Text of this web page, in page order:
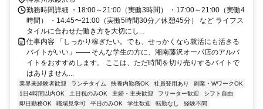
勤務時間詳細 ・18:00～21:00（実働3時間） ・17:00～21:00（実働4
時間） ・14:45〜21:00（実働5時間30分／休憩45分） など ライフス
タイルに合わせた働き方を大切にし...
仕事内容 「しっかり稼ぎたい。でも、せっかくなら就活にも活きる
バイトがいい」—— そんな学生の方に、湘南藤沢オーパ店のアルバ
イトをおすすめします。 ここは、ただ時間を切り売りするバイトで
はありません...
業界未経験者歓迎 ランチタイム 扶養内勤務OK 社員登用あり
副業・WワークOK
1日4時間以内OK
土日祝のみOK 主婦・主夫歓迎 フリーター歓迎
シフト自由
即日勤務OK
職場見学可 平日のみOK 学生歓迎 転勤なし
経験不問